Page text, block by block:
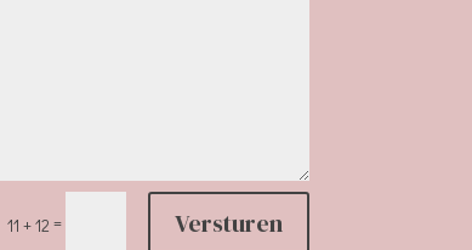
11 + 12 = Versturen